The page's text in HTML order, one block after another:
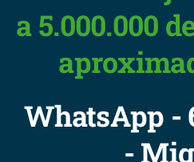
a 5.000.000
WhatsApp -
-